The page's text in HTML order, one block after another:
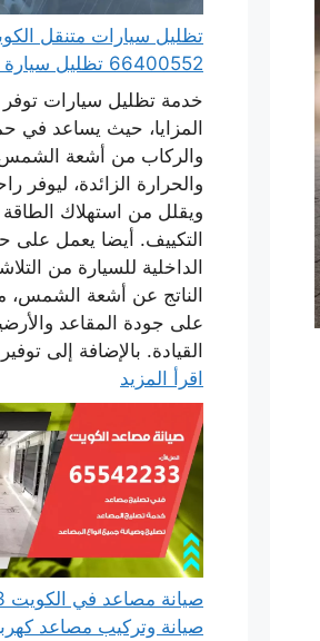
تظليل سيارات متنقل
66400552 تظليل سيارة عازل حراري
خدمة تظليل سيارات توفر
المزايا، حيث يساعد في
والركاب من أشعة الشمس
والحرارة الزائدة، ليوفر
ويقلل من استهلاك الطاقة
التكييف. أيضا يعمل على
الداخلية للسيارة من
الناتج عن أشعة الشمس،
على جودة المقاعد
القيادة. بالإضافة إلى
اقرأ المزيد
صيانة وتركيب مصاعد